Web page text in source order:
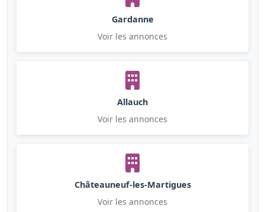
Gardanne
Voir les annonces
Allauch
Voir les annonces
Châteauneuf-les-Martigues
Voir les annonces